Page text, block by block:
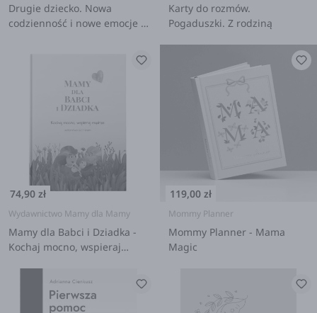
Drugie dziecko. Nowa
codzienność i nowe emocje w
Karty do rozmów.
Pogaduszki. Z rodziną
74,90 zł
Wydawnictwo Mamy dla Mamy
Mamy dla Babci i Dziadka -
Kochaj mocno, wspieraj
119,00 zł
Mommy Planner
Mommy Planner - Mama
Magic